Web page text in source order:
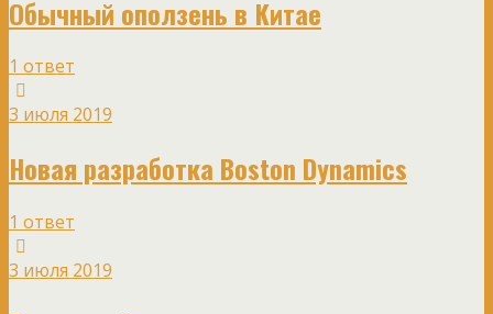
Обычный оползень в Китае
1 ответ
3 июля 2019
Новая разработка Boston Dynamics
1 ответ
3 июля 2019